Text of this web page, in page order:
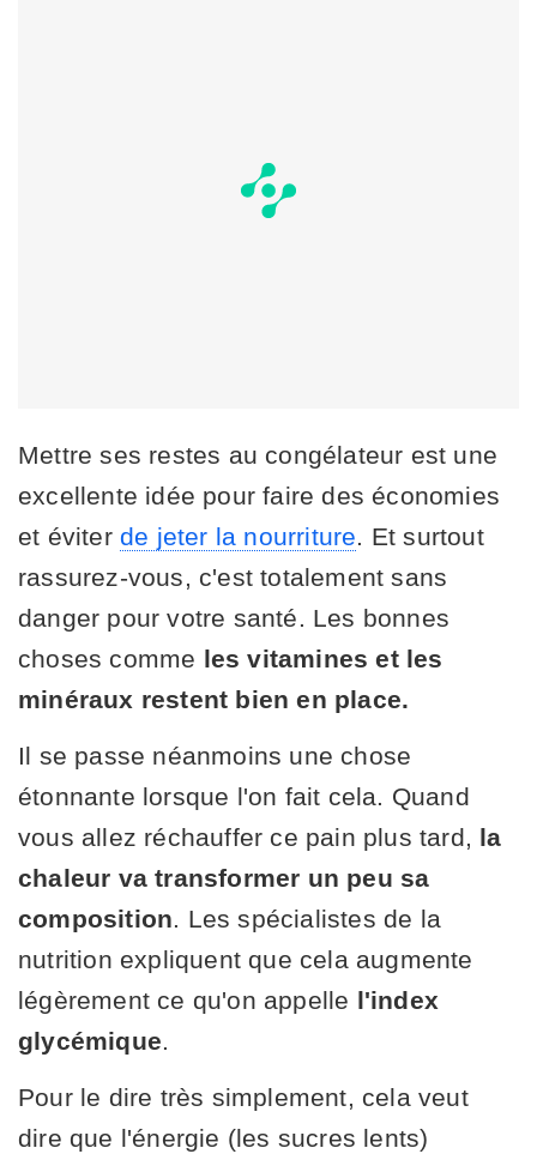
Mettre ses restes au congélateur est une
excellente idée pour faire des économies
et éviter de jeter la nourriture. Et surtout
rassurez-vous, c'est totalement sans
danger pour votre santé. Les bonnes
choses comme les vitamines et les
minéraux restent bien en place.
Il se passe néanmoins une chose
étonnante lorsque l'on fait cela. Quand
vous allez réchauffer ce pain plus tard, la
chaleur va transformer un peu sa
composition. Les spécialistes de la
nutrition expliquent que cela augmente
légèrement ce qu'on appelle l'index
glycémique.
Pour le dire très simplement, cela veut
dire que l'énergie (les sucres lents)